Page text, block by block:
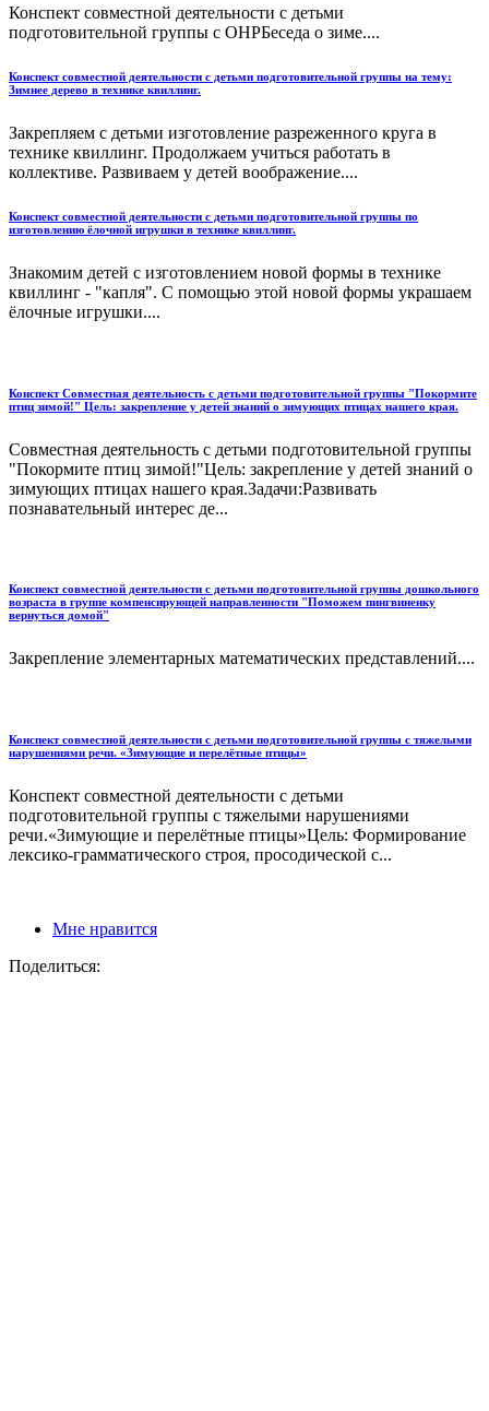
Конспект совместной деятельности с детьми
подготовительной группы с ОНРБеседа о зиме....
Конспект совместной деятельности с детьми подготовительной группы на тему:
Зимнее дерево в технике квиллинг.
Закрепляем с детьми изготовление разреженного круга в
технике квиллинг. Продолжаем учиться работать в
коллективе. Развиваем у детей воображение....
Конспект совместной деятельности с детьми подготовительной группы по
изготовлению ёлочной игрушки в технике квиллинг.
Знакомим детей с изготовлением новой формы в технике
квиллинг - "капля". С помощью этой новой формы украшаем
ёлочные игрушки....
Конспект Совместная деятельность с детьми подготовительной группы "Покормите
птиц зимой!" Цель: закрепление у детей знаний о зимующих птицах нашего края.
Совместная деятельность с детьми подготовительной группы
"Покормите птиц зимой!"Цель: закрепление у детей знаний о
зимующих птицах нашего края.Задачи:Развивать
познавательный интерес де...
Конспект совместной деятельности с детьми подготовительной группы дошкольного
возраста в группе компенсирующей направленности "Поможем пингвиненку
вернуться домой"
Закрепление элементарных математических представлений....
Конспект совместной деятельности с детьми подготовительной группы с тяжелыми
нарушениями речи. «Зимующие и перелётные птицы»
Конспект совместной деятельности с детьми
подготовительной группы с тяжелыми нарушениями
речи.«Зимующие и перелётные птицы»Цель: Формирование
лексико-грамматического строя, просодической с...
Мне нравится
Поделиться: